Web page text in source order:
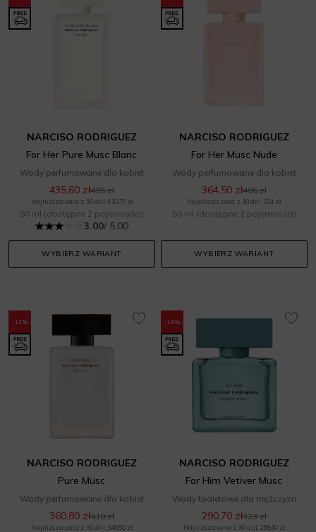
NARCISO RODRIGUEZ
For Her Pure Musc Blanc
Wody perfumowane dla kobiet
435,60 zł495 zł
Najniższa cena z 30 dni: 420,75 zł
50 ml (dostępne 2 pojemności)
3.00/ 5.00
WYBIERZ WARIANT
NARCISO RODRIGUEZ
For Her Musc Nude
Wody perfumowane dla kobiet
364,50 zł405 zł
Najniższa cena z 30 dni: 324 zł
50 ml (dostępne 2 pojemności)
WYBIERZ WARIANT
-12%
NARCISO RODRIGUEZ
Pure Musc
Wody perfumowane dla kobiet
360,80 zł410 zł
Najniższa cena z 30 dni: 348,50 zł
-10%
NARCISO RODRIGUEZ
For Him Vetiver Musc
Wody toaletowe dla mężczyzn
290,70 zł323 zł
Najniższa cena z 30 dni: 258,40 zł